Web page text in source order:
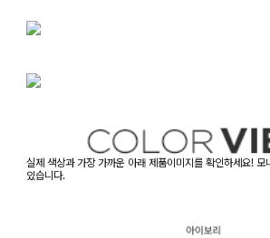
실제 색상과 가장 가까운 아래 제품이미지를 확인하세요! 모
있습니다.